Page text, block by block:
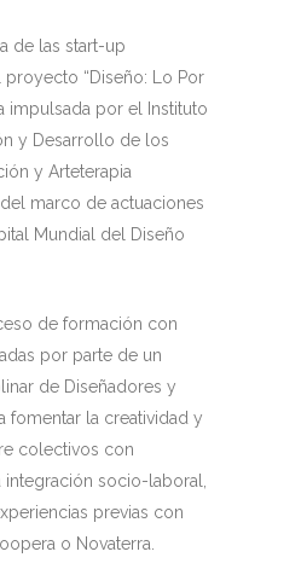
de las start-up
“Diseño: Lo Por
impulsada por el Instituto
y Desarrollo de los
y Arteterapia
del marco de actuaciones
Mundial del Diseño
de formación con
por parte de un
de Diseñadores y
fomentar la creatividad y
colectivos con
integración socio-laboral,
previas con
o Novaterra.